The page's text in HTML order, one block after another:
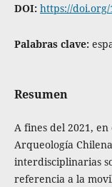
DOI: https://doi.org/
Palabras clave:
Resumen
A fines del 2021,
Arqueología
interdisciplinarias
referencia a la